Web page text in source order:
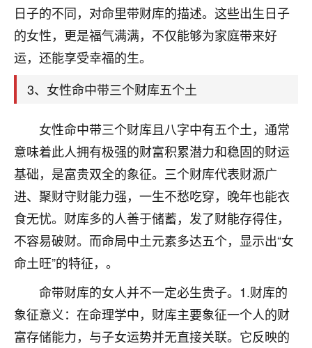
日子的不同，对命里带财库的描述。这些出生日子
的女性，更是福气满满，不仅能够为家庭带来好
运，还能享受幸福的生。
3、女性命中带三个财库五个土
女性命中带三个财库且八字中有五个土，通常
意味着此人拥有极强的财富积累潜力和稳固的财运
基础，是富贵双全的象征。三个财库代表财源广
进、聚财守财能力强，一生不愁吃穿，晚年也能衣
食无忧。财库多的人善于储蓄，发了财能存得住，
不容易破财。而命局中土元素多达五个，显示出“女
命土旺”的特征，。
命带财库的女人并不一定必生贵子。1.财库的
象征意义：在命理学中，财库主要象征一个人的财
富存储能力，与子女运势并无直接关联。它反映的
鹿森：你可以找老师看看，人有时不服命不行
啊！
太阳当空赵：我也做餐饮的，生意不算大，但
是我从找店开始都是找慧来老师跟进的，选
址、风水、还有开业日子，哪哪都看了，虽然
大环境不好，但是我家生意还可以，前几天又
2小时前 来自海南
梦醒时分
我女儿高二叛逆，大半年不上学，一说她就要死要活
的，把我们两口子愁的不行，朋友给我推荐的慧来老
师，一开始我是病急乱投医，这半年来，法事一个个
做完，我女儿跟变了个人一样，不期望她能考多好的
大学，只要能安安稳稳的把书读了，身体心理都健健
鹿森 ：可怜天下父母心啊！
3小时前 来自河北 16